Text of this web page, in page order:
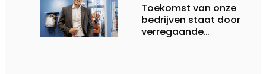
Toekomst van onze
bedrijven staat door
verregaande